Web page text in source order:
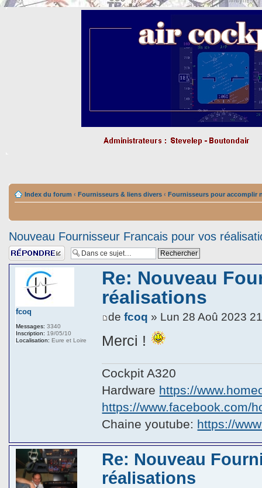
Index du forum ‹ Fournisseurs & liens divers ‹ Fournisseurs pour accomplir
Nouveau Fournisseur Francais pour vos
Répondre
Re: Nouveau
réalisations
defcoq » Lun 28 Aoû 2023
Merci !
Cockpit A320
Hardware https://
https://www.facebook.com/
Chaine youtube: https://
fcoq
Messages: 3340
Inscription: 19/05/10
Localisation: Eure et Loire
Re: Nouveau
réalisations